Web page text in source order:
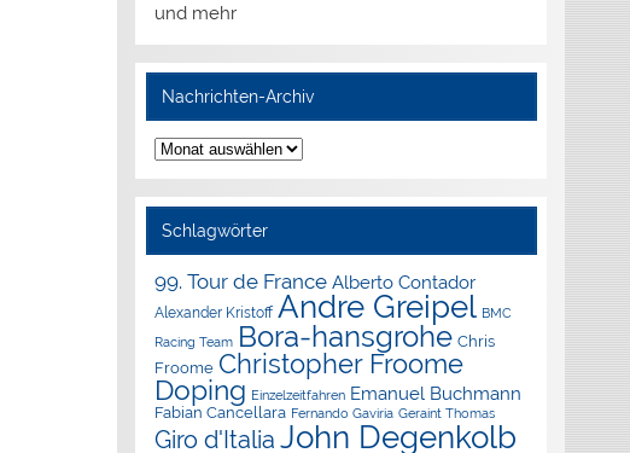
und mehr
Nachrichten-Archiv
Nachrichten-
Archiv
Schlagwörter
99. Tour de France Alberto Contador
Alexander Kristoff Andre Greipel BMC
Racing Team Bora-hansgrohe Chris
Froome Christopher Froome
Doping Einzelzeitfahren Emanuel Buchmann
Fabian Cancellara Fernando Gaviria Geraint Thomas
Giro d'Italia John Degenkolb